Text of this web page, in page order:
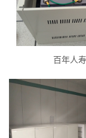
百年人寿